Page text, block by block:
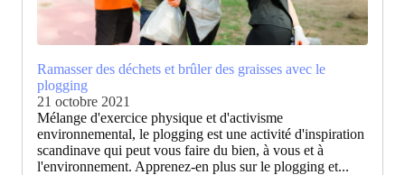
Ramasser des déchets et brûler des graisses avec le
plogging
21 octobre 2021
Mélange d'exercice physique et d'activisme
environnemental, le plogging est une activité d'inspiration
scandinave qui peut vous faire du bien, à vous et à
l'environnement. Apprenez-en plus sur le plogging et...